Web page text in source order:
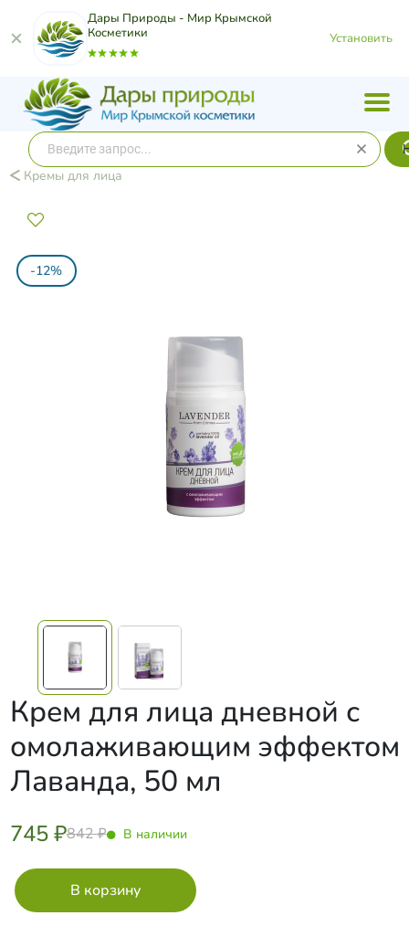
Дары Природы - Мир Крымской
Косметики
Установить
Кремы для лица
-12%
Крем для лица дневной с
омолаживающим эффектом
Лаванда, 50 мл
745 ₽842 ₽ В наличии